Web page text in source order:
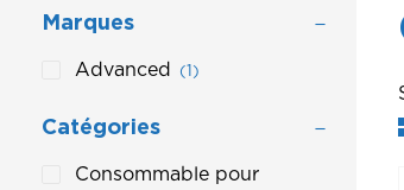
Marques
Advanced (1)
Catégories
Consommable pour